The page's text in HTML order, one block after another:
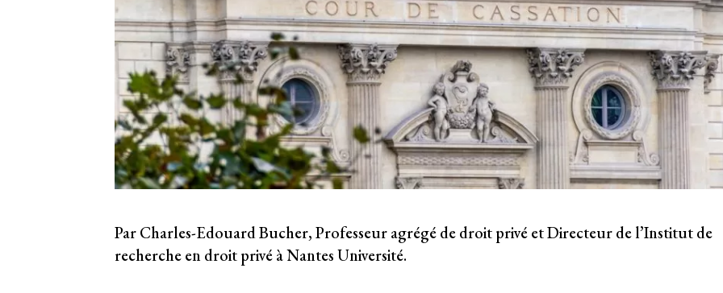
Par Charles-Edouard Bucher, Professeur agrégé de droit privé et Directeur de l’Institut de
recherche en droit privé à Nantes Université.